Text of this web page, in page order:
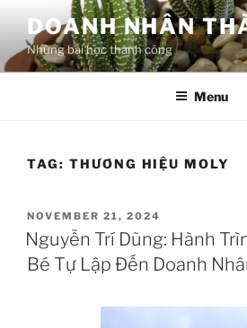
content
DOANH NHÂN
Những bài học thành công
Menu
TAG: THƯƠNG HIỆU MOLY
POSTED
ON
NOVEMBER 21, 2024
Nguyễn Trí Dũng: Hành
Bé Tự Lập Đến Doanh